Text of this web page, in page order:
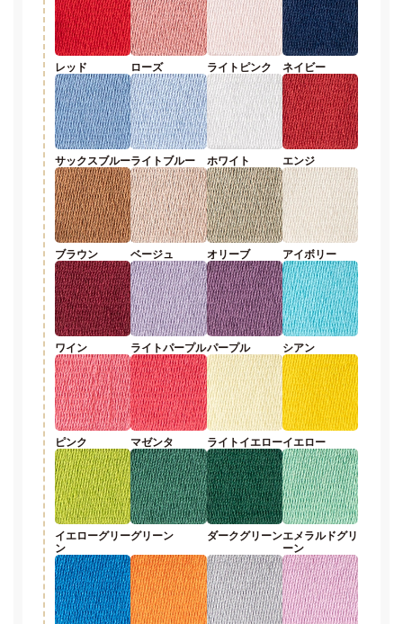
レッド ローズ ライトピンク ネイビー
サックスブルーライトブルー ホワイト エンジ
ブラウン ベージュ オリーブ アイボリー
ワイン ライトパープルパープル シアン
ピンク マゼンタ ライトイエローイエロー
イエローグリー
ン
グリーン ダークグリーンエメラルドグリ
ーン